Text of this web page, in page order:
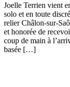
Joelle Terrien vient
solo et en toute
relier Châlon-sur-
et honorée de
coup de main à
basée […]